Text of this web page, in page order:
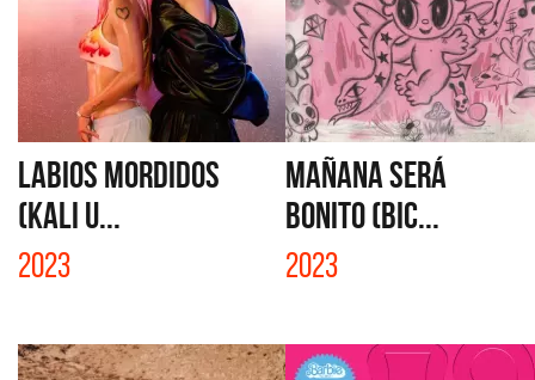
LABIOS MORDIDOS
(KALI U...
2023
MAÑANA SERÁ
BONITO (BIC...
2023